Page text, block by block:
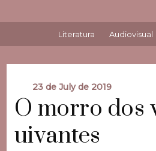
Literatura Audiovisual
23 de July de 2019
O morro dos
uivantes